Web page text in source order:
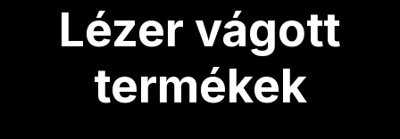
Lézer vágott
termékek